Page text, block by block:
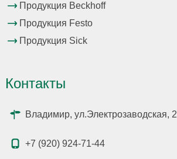
Продукция Beckhoff
Продукция Festo
Продукция Sick
Контакты
Владимир, ул.Электрозаводская, 2
+7 (920) 924-71-44